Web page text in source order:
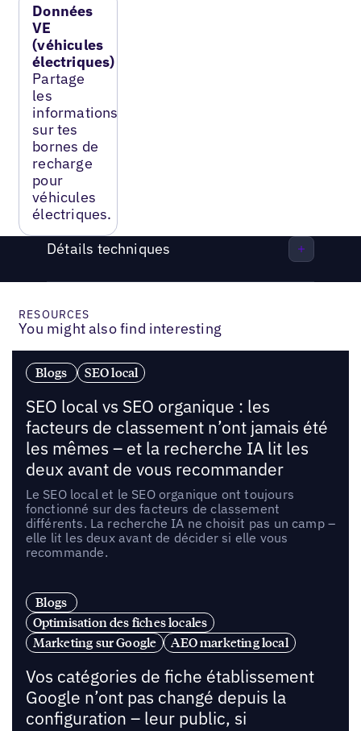
Données
VE
(véhicules
électriques)
Partage
les
informations
sur tes
bornes de
recharge
pour
véhicules
électriques.
Détails techniques
RESOURCES
You might also find interesting
Blogs SEO local
SEO local vs SEO organique : les
facteurs de classement n’ont jamais été
les mêmes – et la recherche IA lit les
deux avant de vous recommander
Le SEO local et le SEO organique ont toujours
fonctionné sur des facteurs de classement
différents. La recherche IA ne choisit pas un camp –
elle lit les deux avant de décider si elle vous
recommande.
Blogs
Optimisation des fiches locales
Marketing sur Google
AEO marketing local
Vos catégories de fiche établissement
Google n’ont pas changé depuis la
configuration – leur public, si